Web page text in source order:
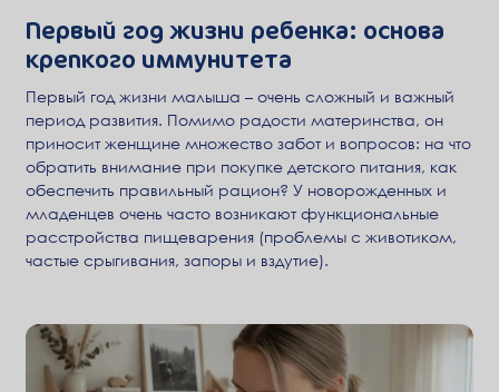
Первый год жизни ребенка: основа
крепкого иммунитета
Первый год жизни малыша – очень сложный и важный
период развития. Помимо радости материнства, он
приносит женщине множество забот и вопросов: на что
обратить внимание при покупке детского питания, как
обеспечить правильный рацион? У новорожденных и
младенцев очень часто возникают функциональные
расстройства пищеварения (проблемы с животиком,
частые срыгивания, запоры и вздутие).